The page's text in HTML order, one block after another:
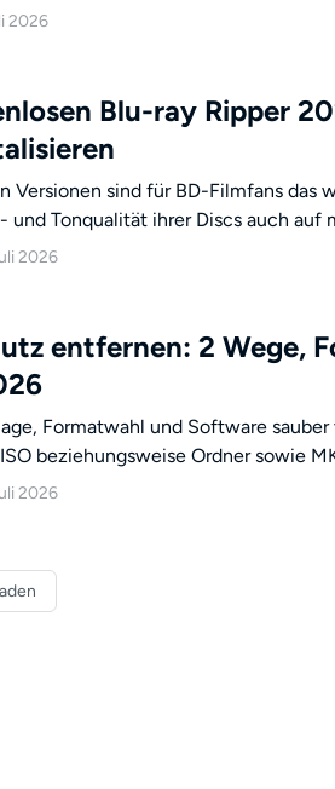
DVD Author als Alternativen und
2026
Blu-ray Ripper
Versionen sind für BD-Filmfans das
und Tonqualität ihrer Discs auch auf
Vergleich 2026
2026
entfernen: 2 Wege,
Formatwahl und Software sauber
beziehungsweise Ordner sowie
ihrem Einsatzzweck und bietet
2026